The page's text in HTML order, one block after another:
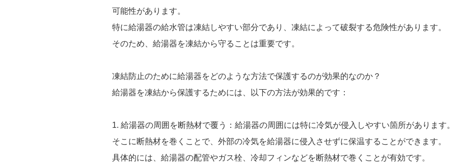
可能性があります。
特に給湯器の給水管は凍結しやすい部分であり、凍結によって破裂する危険性があります。
そのため、給湯器を凍結から守ることは重要です。
凍結防止のために給湯器をどのような方法で保護するのが効果的なのか？
給湯器を凍結から保護するためには、以下の方法が効果的です：
1. 給湯器の周囲を断熱材で覆う：給湯器の周囲には特に冷気が侵入しやすい箇所があります。
そこに断熱材を巻くことで、外部の冷気を給湯器に侵入させずに保温することができます。
具体的には、給湯器の配管やガス栓、冷却フィンなどを断熱材で巻くことが有効です。